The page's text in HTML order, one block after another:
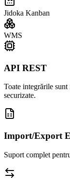
Jidoka Kanban
WMS
API REST
Toate integrările
securizate.
Import/Export
Suport complet